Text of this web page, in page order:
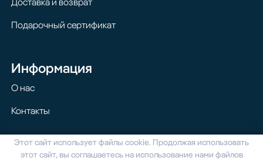
Подарочный сертификат
Информация
О нас
Контакты
© 2024 Homilton. Все права защищены
Этот сайт использует файлы cookie. Продолжая использовать
этот сайт, вы соглашаетесь на использование нами файлов